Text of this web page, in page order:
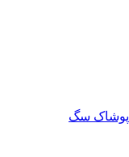
پوشاک سگ